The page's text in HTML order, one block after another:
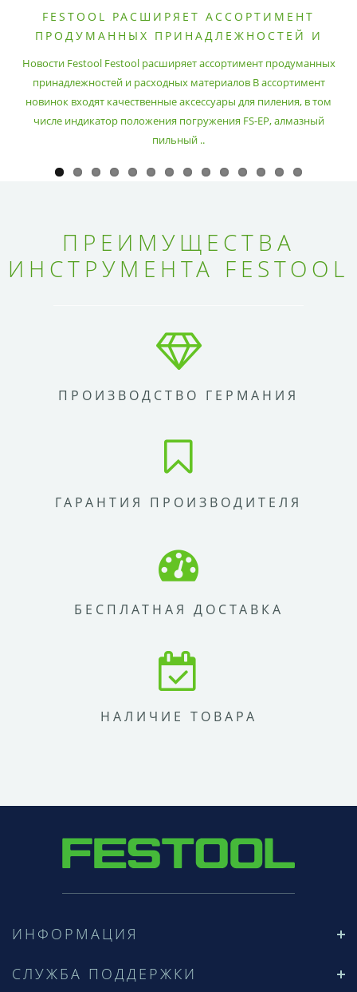
FESTOOL РАСШИРЯЕТ АССОРТИМЕНТ
ПРОДУМАННЫХ ПРИНАДЛЕЖНОСТЕЙ И
Новости Festool Festool расширяет ассортимент продуманных
принадлежностей и расходных материалов В ассортимент
новинок входят качественные аксессуары для пиления, в том
числе индикатор положения погружения FS-EP, алмазный
пильный ..
ПРЕИМУЩЕСТВА
ИНСТРУМЕНТА FESTOOL
ПРОИЗВОДСТВО ГЕРМАНИЯ
ГАРАНТИЯ ПРОИЗВОДИТЕЛЯ
БЕСПЛАТНАЯ ДОСТАВКА
НАЛИЧИЕ ТОВАРА
ИНФОРМАЦИЯ
СЛУЖБА ПОДДЕРЖКИ